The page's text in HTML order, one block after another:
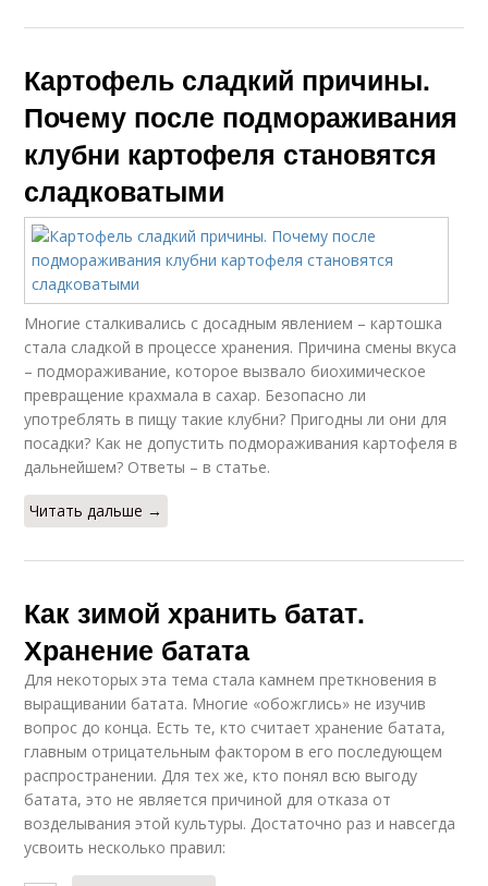
Картофель сладкий причины.
Почему после подмораживания
клубни картофеля становятся
сладковатыми
Многие сталкивались с досадным явлением – картошка
стала сладкой в процессе хранения. Причина смены вкуса
– подмораживание, которое вызвало биохимическое
превращение крахмала в сахар. Безопасно ли
употреблять в пищу такие клубни? Пригодны ли они для
посадки? Как не допустить подмораживания картофеля в
дальнейшем? Ответы – в статье.
Читать дальше →
Как зимой хранить батат.
Хранение батата
Для некоторых эта тема стала камнем преткновения в
выращивании батата. Многие «обожглись» не изучив
вопрос до конца. Есть те, кто считает хранение батата,
главным отрицательным фактором в его последующем
распространении. Для тех же, кто понял всю выгоду
батата, это не является причиной для отказа от
возделывания этой культуры. Достаточно раз и навсегда
усвоить несколько правил: